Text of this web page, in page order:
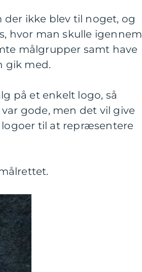
der ikke blev til noget, og
hvor man skulle igennem
målgrupper samt have
gik med.
på et enkelt logo, så
gode, men det vil give
til at repræsentere